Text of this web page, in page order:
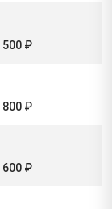
500 ₽
800 ₽
600 ₽